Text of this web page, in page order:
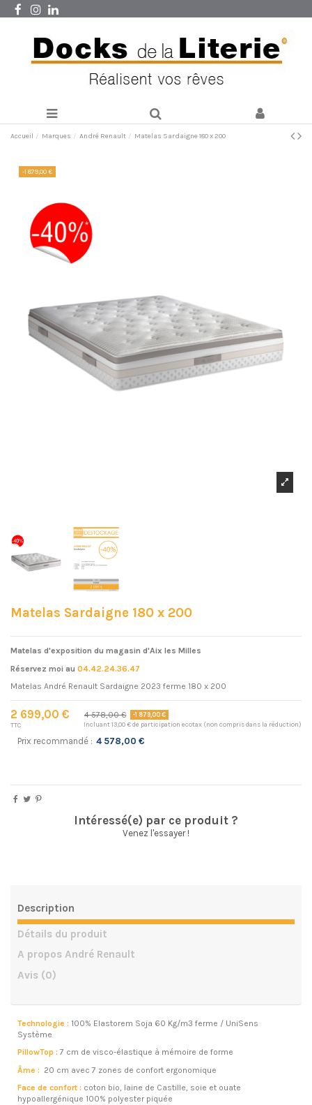
Accueil Marques André Renault Matelas Sardaigne 180 x 200
-1 879,00 €
Matelas Sardaigne 180 x 200
Matelas d'exposition du magasin d'Aix les Milles
Réservez moi au 04.42.24.36.47
Matelas André Renault Sardaigne 2023 ferme 180 x 200
2 699,00 € 4 578,00 € -1 879,00 €
Incluant 13,00 € de participation ecotax (non compris dans la réduction)
TTC
Prix recommandé : 4 578,00 €
Intéressé(e) par ce produit ?
Venez l'essayer !
Description
Détails du produit
A propos André Renault
Avis (0)
Technologie : 100% Elastorem Soja 60 Kg/m3 ferme / UniSens
Système
PillowTop : 7 cm de visco-élastique à mémoire de forme
Âme : 20 cm avec 7 zones de confort ergonomique
Face de confort : coton bio, laine de Castille, soie et ouate
hypoallergénique 100% polyester piquée